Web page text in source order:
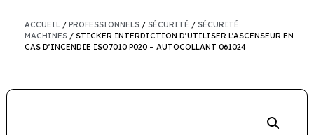
ACCUEIL/ PROFESSIONNELS/ SÉCURITÉ / SÉCURITÉ
MACHINES/ STICKER INTERDICTION D’UTILISER L’ASCENSEUR EN
CAS D’INCENDIE ISO7010 P020 – AUTOCOLLANT 061024